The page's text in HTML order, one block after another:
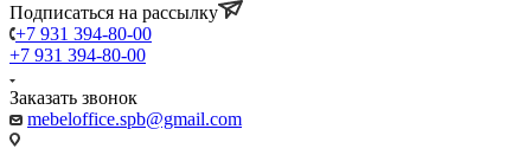
Подписаться на рассылку
+7 931 394-80-00
+7 931 394-80-00
Заказать звонок
mebeloffice.spb@gmail.com